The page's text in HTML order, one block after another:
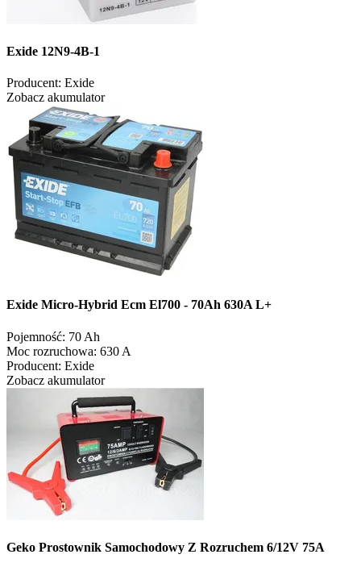
Exide 12N9-4B-1
Producent: Exide
Zobacz akumulator
Exide Micro-Hybrid Ecm El700 - 70Ah 630A L+
Pojemność: 70 Ah
Moc rozruchowa: 630 A
Producent: Exide
Zobacz akumulator
Geko Prostownik Samochodowy Z Rozruchem 6/12V 75A